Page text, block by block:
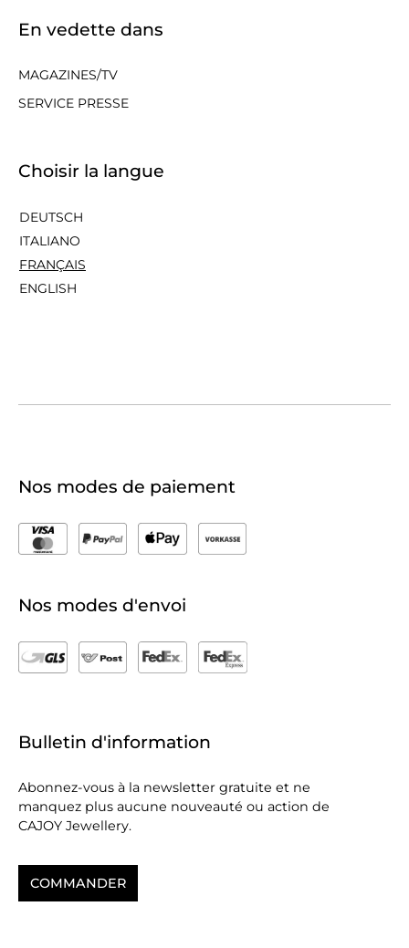
En vedette dans
MAGAZINES/TV
SERVICE PRESSE
Choisir la langue
DEUTSCH
ITALIANO
FRANÇAIS
ENGLISH
Nos modes de paiement
Nos modes d'envoi
Bulletin d'information
Abonnez-vous à la newsletter gratuite et ne
manquez plus aucune nouveauté ou action de
CAJOY Jewellery.
COMMANDER